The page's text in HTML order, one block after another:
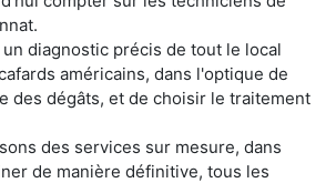
diagnostic précis de tout le local
américains, dans l'optique de
des dégâts, et de choisir le traitement
des services sur mesure, dans
de manière définitive, tous les